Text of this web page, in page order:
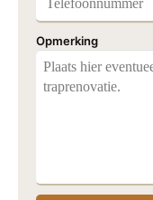
Opmerking